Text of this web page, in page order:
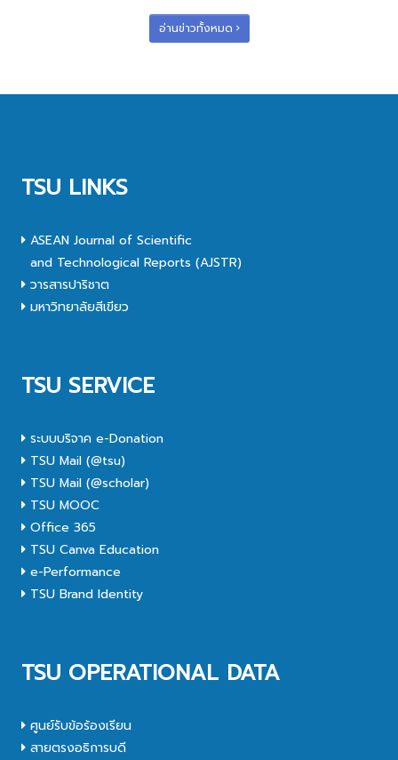
อ่านข่าวทั้งหมด
TSU LINKS
ASEAN Journal of Scientific
and Technological Reports (AJSTR)
วารสารปาริชาต
มหาวิทยาลัยสีเขียว
TSU SERVICE
ระบบบริจาค e-Donation
TSU Mail (@tsu)
TSU Mail (@scholar)
TSU MOOC
Office 365
TSU Canva Education
e-Performance
TSU Brand Identity
TSU OPERATIONAL DATA
ศูนย์รับข้อร้องเรียน
สายตรงอธิการบดี